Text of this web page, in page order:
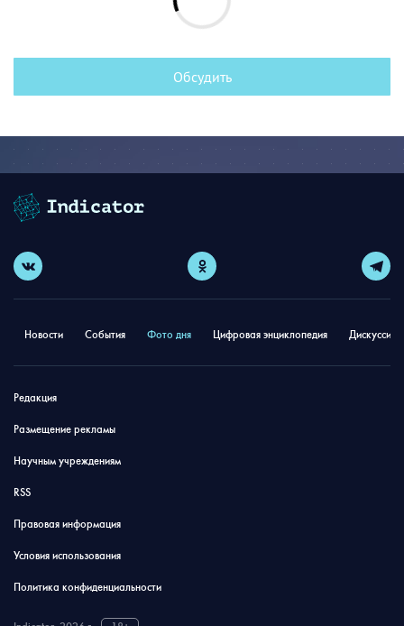
Обсудить
Новости События Фото дня Цифровая энциклопедия
Редакция
Размещение рекламы
Научным учреждениям
RSS
Правовая информация
Условия использования
Политика конфиденциальности